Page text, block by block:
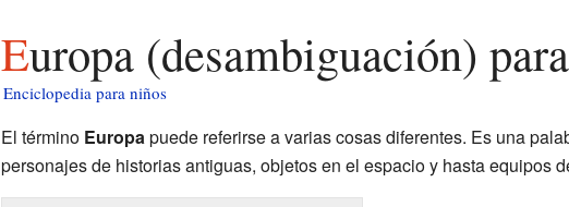
Europa (desambiguación)
Enciclopedia para niños
El término Europapuede referirse a varias cosas diferentes. Es una
personajes de historias antiguas, objetos en el espacio y hasta equipos